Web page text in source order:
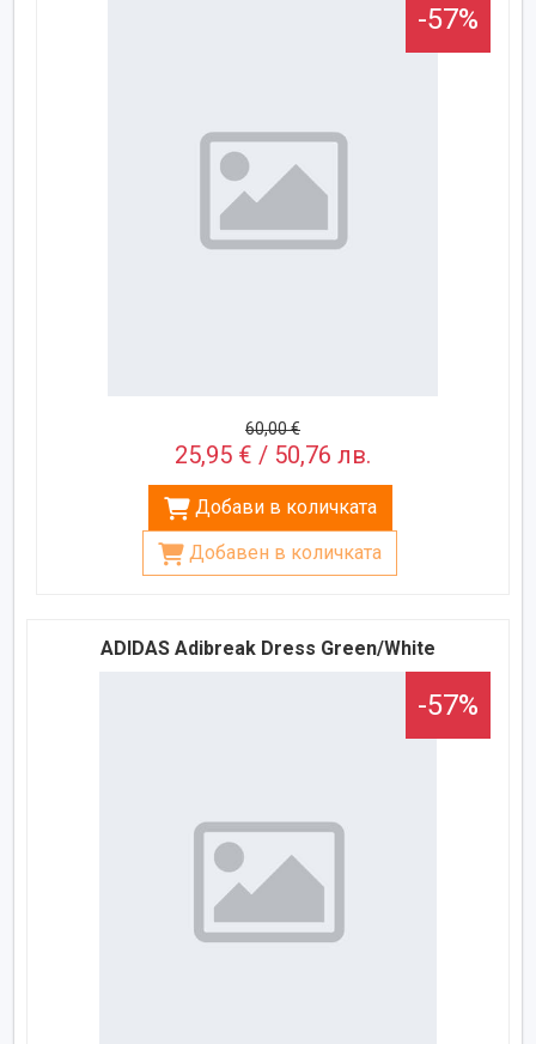
-57%
60,00 €
25,95 € / 50,76 лв.
Добави в количката
Добавен в количката
ADIDAS Adibreak Dress Green/White
-57%